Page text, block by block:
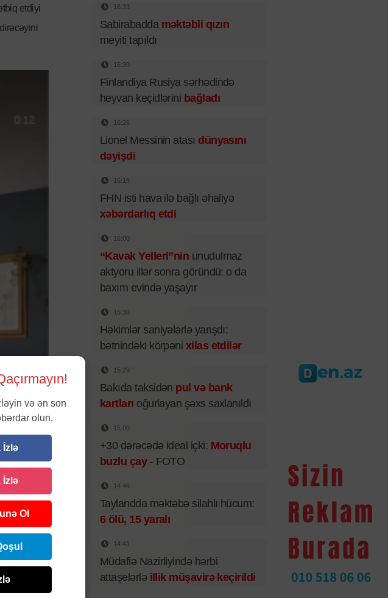
etdiyi
16:33
Sabirabadda məktəbli qızın
meyiti tapıldı
16:30
Finlandiya Rusiya sərhədində
heyvan keçidlərini bağladı
16:26
Lionel Messinin atası dünyasını
dəyişdi
16:19
FHN isti hava ilə bağlı əhaliyə
xəbərdarlıq etdi
16:00
“Kavak Yelleri”nin unudulmaz
aktyoru illər sonra göründü: o da
baxım evində yaşayır
15:30
Həkimlər saniyələrlə yarışdı:
bətnindəki körpəni xilas etdilər
15:29
Bakıda taksidən pul və bank
kartları oğurlayan şəxs saxlanıldı
15:00
+30 dərəcədə ideal içki: Moruqlu
buzlu çay- FOTO
14:46
Taylandda məktəbə silahlı hücum:
6 ölü, 15 yaralı
14:41
Müdafiə Nazirliyində hərbi
attaşelərlə illik müşavirə keçirildi
və ən son
olun.
İzlə
İzlə
Ol